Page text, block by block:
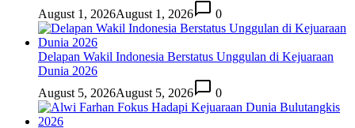
August 1, 2026August 1, 2026 0
Delapan Wakil Indonesia Berstatus Unggulan di Kejuaraan
Dunia 2026
August 5, 2026August 5, 2026 0